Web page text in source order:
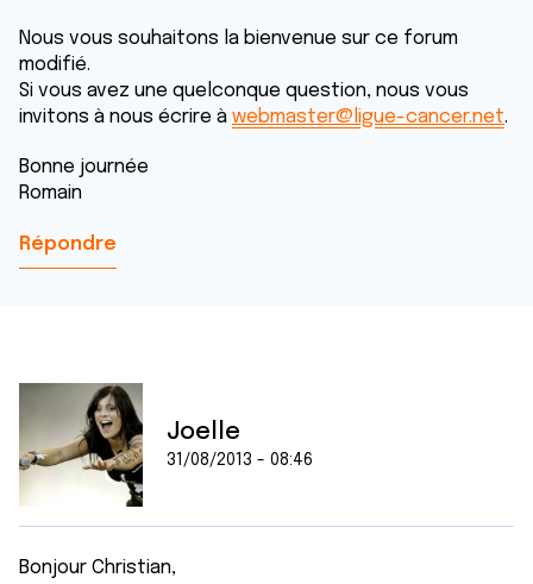
Nous vous souhaitons la bienvenue sur ce forum
modifié.
Si vous avez une quelconque question, nous vous
invitons à nous écrire à webmaster@ligue-cancer.net.
Bonne journée
Romain
Répondre
Joelle
31/08/2013 - 08:46
Bonjour Christian,